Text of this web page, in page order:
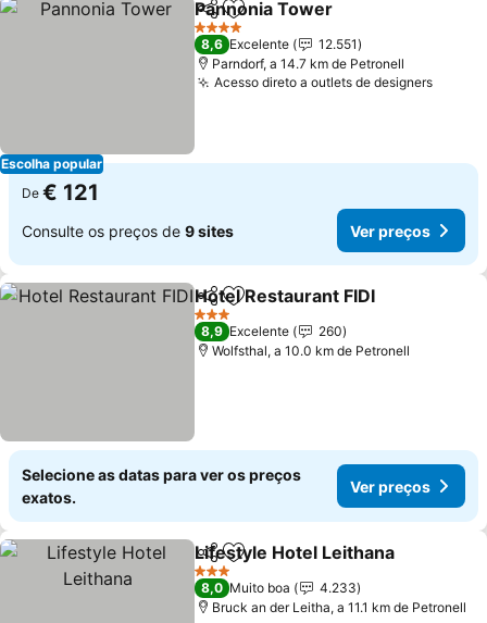
Escolha popular
PartilharAdicionar aos favoritos
Pannonia Tower
4 Estrelas
8,6 Excelente
12.551
Parndorf, a 14.7 km de Petronell
Acesso direto a outlets de designersVer
De € 121
Consulte os preços de 9 sites Ver preços
PartilharAdicionar aos favoritos
Hotel Restaurant FIDI
3 Estrelas
8,9 Excelente
260
Wolfsthal, a 10.0 km de Petronell
Selecione as datas para ver os preços
exatos.
Ver preços
PartilharAdicionar aos favoritos
Lifestyle Hotel Leithana
3 Estrelas
8,0 Muito boa
4.233
Bruck an der Leitha, a 11.1 km de Petronell